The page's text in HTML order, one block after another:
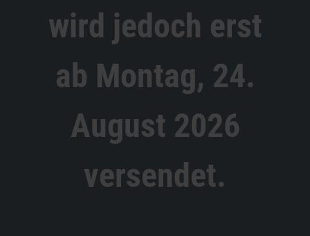
wird jedoch erst
ab Montag, 24.
August 2026
versendet.